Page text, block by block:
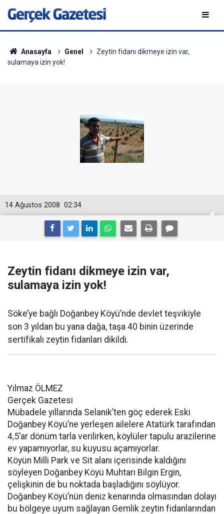
Anasayfa Genel
Zeytin fidanı dikmeye izin var,
sulamaya izin yok!
02:34
14 Ağustos 2008
Zeytin fidanı dikmeye izin var,
sulamaya izin yok!
Söke’ye bağlı Doğanbey Köyü’nde devlet teşvikiyle
son 3 yıldan bu yana dağa, taşa 40 binin üzerinde
sertifikalı zeytin fidanları dikildi.
Yılmaz ÖLMEZ
Gerçek Gazetesi
Mübadele yıllarında Selanik’ten göç ederek Eski
Doğanbey Köyü’ne yerleşen ailelere Atatürk tarafından
4,5’ar dönüm tarla verilirken, köylüler tapulu arazilerine
ev yapamıyorlar, su kuyusu açamıyorlar.
Köyün Milli Park ve Sit alanı içerisinde kaldığını
söyleyen Doğanbey Köyü Muhtarı Bilgin Ergin,
çelişkinin de bu noktada başladığını söylüyor.
Doğanbey Köyü’nün deniz kenarında olmasından dolayı
bu bölgeye uyum sağlayan Gemlik zeytin fidanlarından